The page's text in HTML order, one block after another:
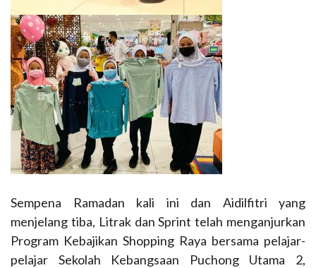
Sempena Ramadan kali ini dan Aidilfitri yang
menjelang tiba, Litrak dan Sprint telah menganjurkan
Program Kebajikan Shopping Raya bersama pelajar-
pelajar Sekolah Kebangsaan Puchong Utama 2,